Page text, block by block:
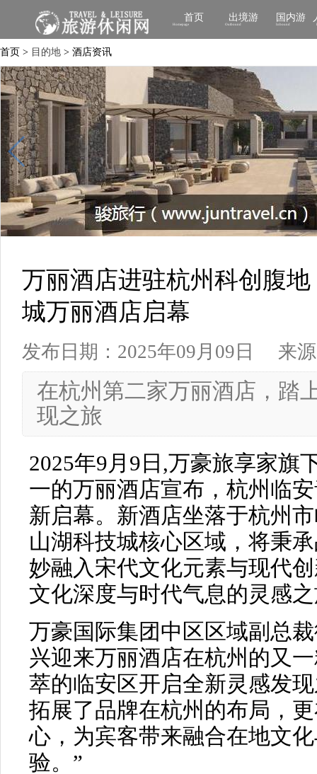
首页
Homepage
出境游
Outbound
国内游
Inbound
首页 > 目的地 > 酒店资讯
万丽酒店进驻杭州科创腹
城万丽酒店启幕
发布日期：2025年09月09日 来源
在杭州第二家万丽酒店，踏
现之旅
2025年9月9日,万豪旅享家旗
一的万丽酒店宣布，杭州临
新启幕。新酒店坐落于杭州
山湖科技城核心区域，将秉
妙融入宋代文化元素与现代
文化深度与时代气息的灵感
万豪国际集团中区区域副总
兴迎来万丽酒店在杭州的又
萃的临安区开启全新灵感发
拓展了品牌在杭州的布局，
心，为宾客带来融合在地文
验。”